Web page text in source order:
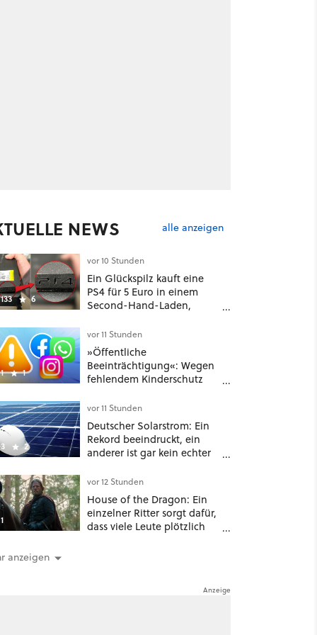
NEWS alle anzeigen
6
vor 10 Stunden
Ein Glückspilz kauft eine
PS4 für 5 Euro in einem
Second-Hand-Laden,
schon hat er seine erste
funktionierende PlayStation
[Best of GameStar]
1
vor 11 Stunden
»Öffentliche
Beeinträchtigung«: Wegen
fehlendem Kinderschutz
567 Millionen US-Dollar
zahlen
2
vor 11 Stunden
Deutscher Solarstrom: Ein
Rekord beeindruckt, ein
anderer ist gar kein echter
verrät mehr über die
Energiewende als jede Zahl
vor 12 Stunden
House of the Dragon: Ein
einzelner Ritter sorgt dafür,
dass viele Leute plötzlich
anzeigen